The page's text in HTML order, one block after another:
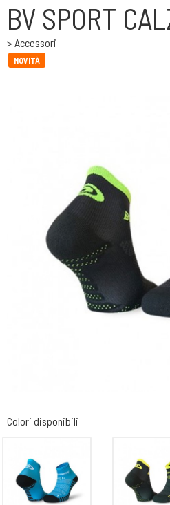
BV SPORT
> Accessori
NOVITÀ
Colori disponibili